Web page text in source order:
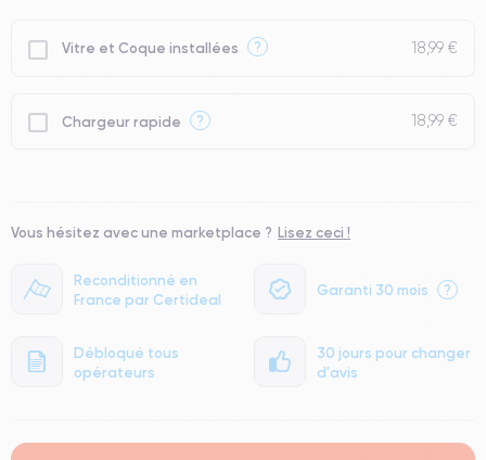
Reconditionné en
France par Certideal
Garanti 30 mois ?
Débloqué tous
opérateurs
30 jours pour changer
d'avis
Vitre et Coque installées ? 18,99 €
Chargeur rapide ? 18,99 €
Vous hésitez avec une marketplace ? Lisez ceci !